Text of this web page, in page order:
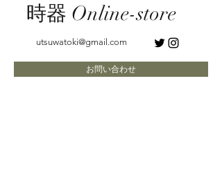
時器 Online-store
utsuwatoki@gmail.com
お問い合わせ